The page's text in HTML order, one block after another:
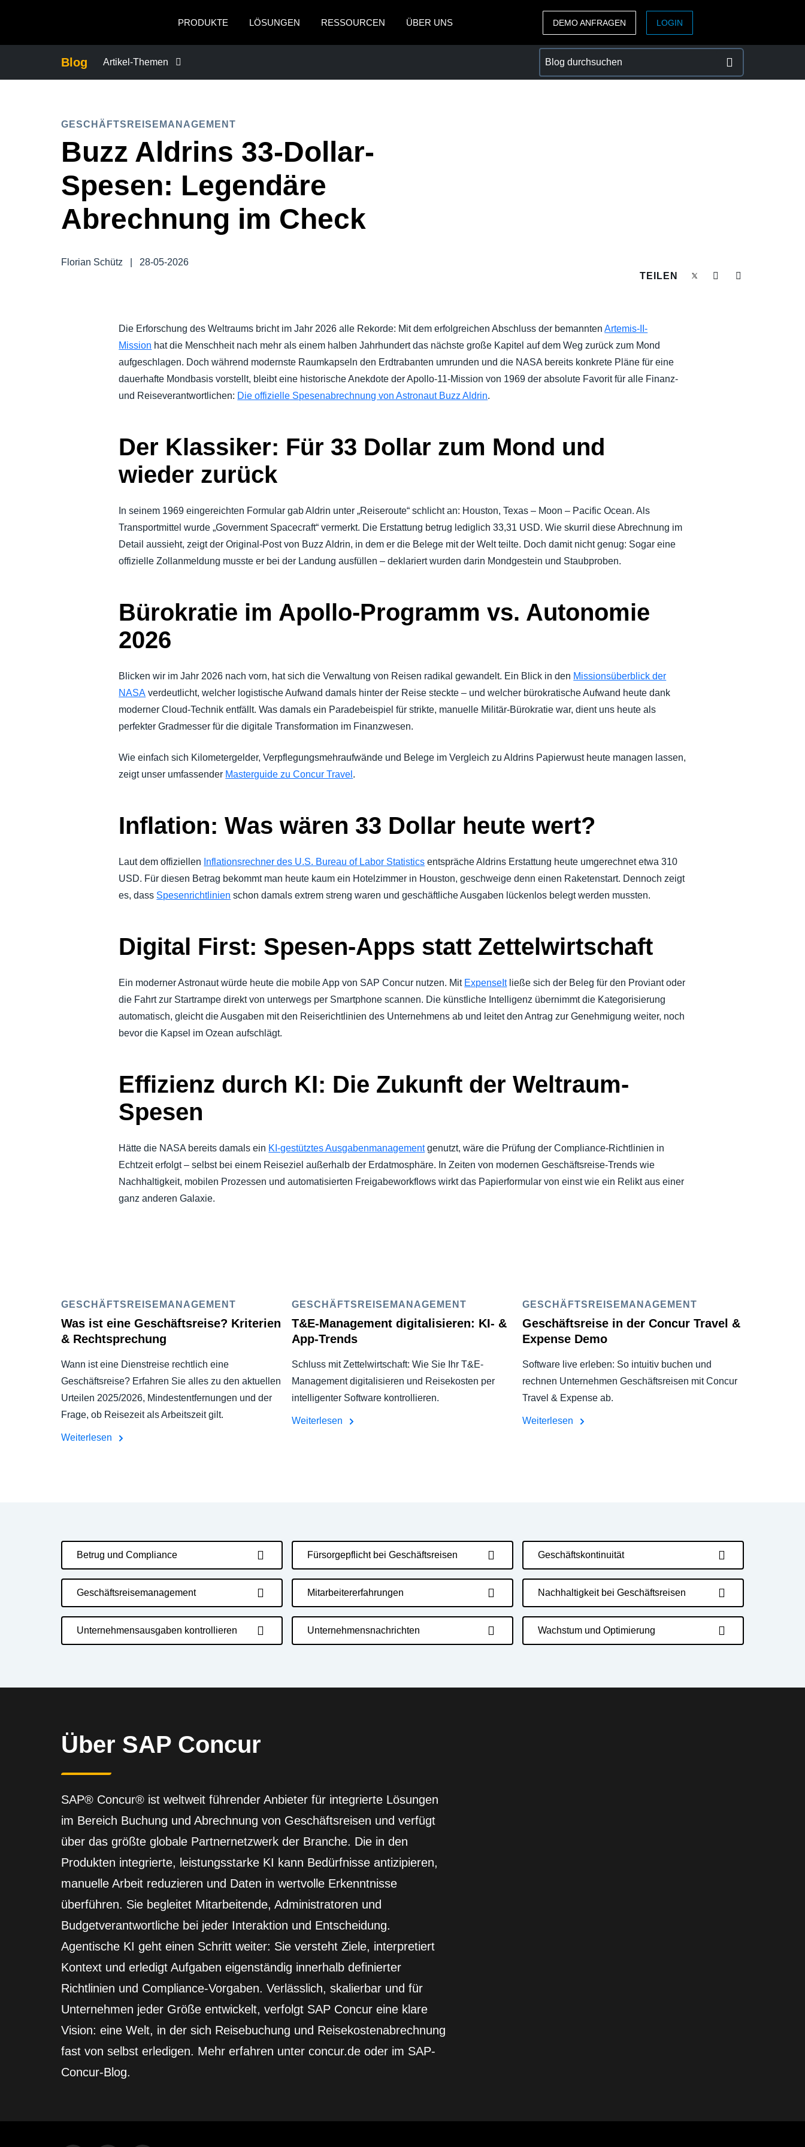
PRODUKTE
LÖSUNGEN RESSOURCEN ÜBER UNS
México (Español)
Brasil (Português)
Norway (English)
ASIA PACIFIC
DEMO ANFRAGEN LOGIN
Blog Artikel-Themen
FÜRSORGEPFLICHT BEI GESCHÄFTSREISEN
WACHSTUM UND OPTIMIERUNG
GESCHÄFTSREISEMANAGEMENT
Buzz Aldrins 33-Dollar-
Spesen: Legendäre
Abrechnung im Check
Florian Schütz
28-05-2026
TEILEN
Die Erforschung des Weltraums bricht im Jahr 2026 alle Rekorde: Mit dem erfolgreichen Abschluss der bemanntenArtemis-II-
Mission hat die Menschheit nach mehr als einem halben Jahrhundert das nächste große Kapitel auf dem Weg zurück zum Mond
aufgeschlagen. Doch während modernste Raumkapseln den Erdtrabanten umrunden und die NASA bereits konkrete Pläne für eine
dauerhafte Mondbasis vorstellt, bleibt eine historische Anekdote der Apollo-11-Mission von 1969 der absolute Favorit für alle Finanz-
und Reiseverantwortlichen: Die offizielle Spesenabrechnung von Astronaut Buzz Aldrin.
Der Klassiker: Für 33 Dollar zum Mond und
wieder zurück
In seinem 1969 eingereichten Formular gab Aldrin unter „Reiseroute“ schlicht an: Houston, Texas – Moon – Pacific Ocean. Als
Transportmittel wurde „Government Spacecraft“ vermerkt. Die Erstattung betrug lediglich 33,31 USD. Wie skurril diese Abrechnung im
Detail aussieht, zeigt der Original-Post von Buzz Aldrin, in dem er die Belege mit der Welt teilte. Doch damit nicht genug: Sogar eine
offizielle Zollanmeldung musste er bei der Landung ausfüllen – deklariert wurden darin Mondgestein und Staubproben.
Bürokratie im Apollo-Programm vs. Autonomie
2026
Blicken wir im Jahr 2026 nach vorn, hat sich die Verwaltung von Reisen radikal gewandelt. Ein Blick in den Missionsüberblick der
NASA verdeutlicht, welcher logistische Aufwand damals hinter der Reise steckte – und welcher bürokratische Aufwand heute dank
moderner Cloud-Technik entfällt. Was damals ein Paradebeispiel für strikte, manuelle Militär-Bürokratie war, dient uns heute als
perfekter Gradmesser für die digitale Transformation im Finanzwesen.
Wie einfach sich Kilometergelder, Verpflegungsmehraufwände und Belege im Vergleich zu Aldrins Papierwust heute managen lassen,
zeigt unser umfassender Masterguide zu Concur Travel .
Inflation: Was wären 33 Dollar heute wert?
Laut dem offiziellen Inflationsrechner des U.S. Bureau of Labor Statistics entspräche Aldrins Erstattung heute umgerechnet etwa 310
USD. Für diesen Betrag bekommt man heute kaum ein Hotelzimmer in Houston, geschweige denn einen Raketenstart. Dennoch zeigt
es, dass Spesenrichtlinien schon damals extrem streng waren und geschäftliche Ausgaben lückenlos belegt werden mussten.
Digital First: Spesen-Apps statt Zettelwirtschaft
Ein moderner Astronaut würde heute die mobile App von SAP Concur nutzen. Mit ExpenseItließe sich der Beleg für den Proviant oder
die Fahrt zur Startrampe direkt von unterwegs per Smartphone scannen. Die künstliche Intelligenz übernimmt die Kategorisierung
automatisch, gleicht die Ausgaben mit den Reiserichtlinien des Unternehmens ab und leitet den Antrag zur Genehmigung weiter, noch
bevor die Kapsel im Ozean aufschlägt.
Effizienz durch KI: Die Zukunft der Weltraum-
Spesen
Hätte die NASA bereits damals ein KI-gestütztes Ausgabenmanagementgenutzt, wäre die Prüfung der Compliance-Richtlinien in
Echtzeit erfolgt – selbst bei einem Reiseziel außerhalb der Erdatmosphäre. In Zeiten von modernen Geschäftsreise-Trends wie
Nachhaltigkeit, mobilen Prozessen und automatisierten Freigabeworkflows wirkt das Papierformular von einst wie ein Relikt aus einer
ganz anderen Galaxie.
GESCHÄFTSREISEMANAGEMENT
Was ist eine Geschäftsreise? Kriterien
& Rechtsprechung
Wann ist eine Dienstreise rechtlich eine
Geschäftsreise? Erfahren Sie alles zu den aktuellen
Urteilen 2025/2026, Mindestentfernungen und der
Frage, ob Reisezeit als Arbeitszeit gilt.
Weiterlesen
GESCHÄFTSREISEMANAGEMENT
T&E-Management digitalisieren: KI- &
App-Trends
Schluss mit Zettelwirtschaft: Wie Sie Ihr T&E-
Management digitalisieren und Reisekosten per
intelligenter Software kontrollieren.
Weiterlesen
GESCHÄFTSREISEMANAGEMENT
Geschäftsreise in der Concur Travel &
Expense Demo
Software live erleben: So intuitiv buchen und
rechnen Unternehmen Geschäftsreisen mit Concur
Travel & Expense ab.
Weiterlesen
Betrug und Compliance Fürsorgepflicht bei Geschäftsreisen Geschäftskontinuität
Geschäftsreisemanagement Mitarbeitererfahrungen Nachhaltigkeit bei Geschäftsreisen
Unternehmensausgaben kontrollieren Unternehmensnachrichten Wachstum und Optimierung
Über SAP Concur
SAP® Concur® ist weltweit führender Anbieter für integrierte Lösungen
im Bereich Buchung und Abrechnung von Geschäftsreisen und verfügt
über das größte globale Partnernetzwerk der Branche. Die in den
Produkten integrierte, leistungsstarke KI kann Bedürfnisse antizipieren,
manuelle Arbeit reduzieren und Daten in wertvolle Erkenntnisse
überführen. Sie begleitet Mitarbeitende, Administratoren und
Budgetverantwortliche bei jeder Interaktion und Entscheidung.
Agentische KI geht einen Schritt weiter: Sie versteht Ziele, interpretiert
Kontext und erledigt Aufgaben eigenständig innerhalb definierter
Richtlinien und Compliance-Vorgaben. Verlässlich, skalierbar und für
Unternehmen jeder Größe entwickelt, verfolgt SAP Concur eine klare
Vision: eine Welt, in der sich Reisebuchung und Reisekostenabrechnung
fast von selbst erledigen. Mehr erfahren unter concur.de oder im SAP-
Concur-Blog.